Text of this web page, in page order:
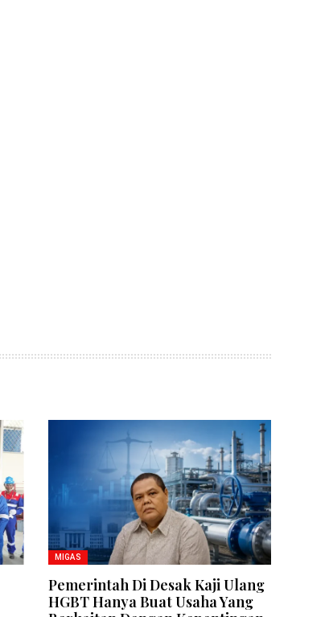
MIGAS
Pemerintah Di Desak Kaji Ulang
HGBT Hanya Buat Usaha Yang